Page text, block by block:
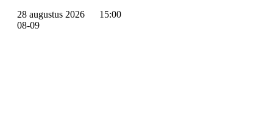
28 augustus 2026
15:00
08-09